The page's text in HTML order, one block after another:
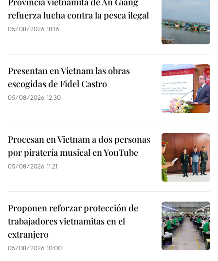
refuerza lucha contra la pesca ilegal
05/08/2026 18:16
Presentan en Vietnam las obras
escogidas de Fidel Castro
05/08/2026 12:30
Procesan en Vietnam a dos personas
por piratería musical en YouTube
05/08/2026 11:21
Proponen reforzar protección de
trabajadores vietnamitas en el
extranjero
05/08/2026 10:00